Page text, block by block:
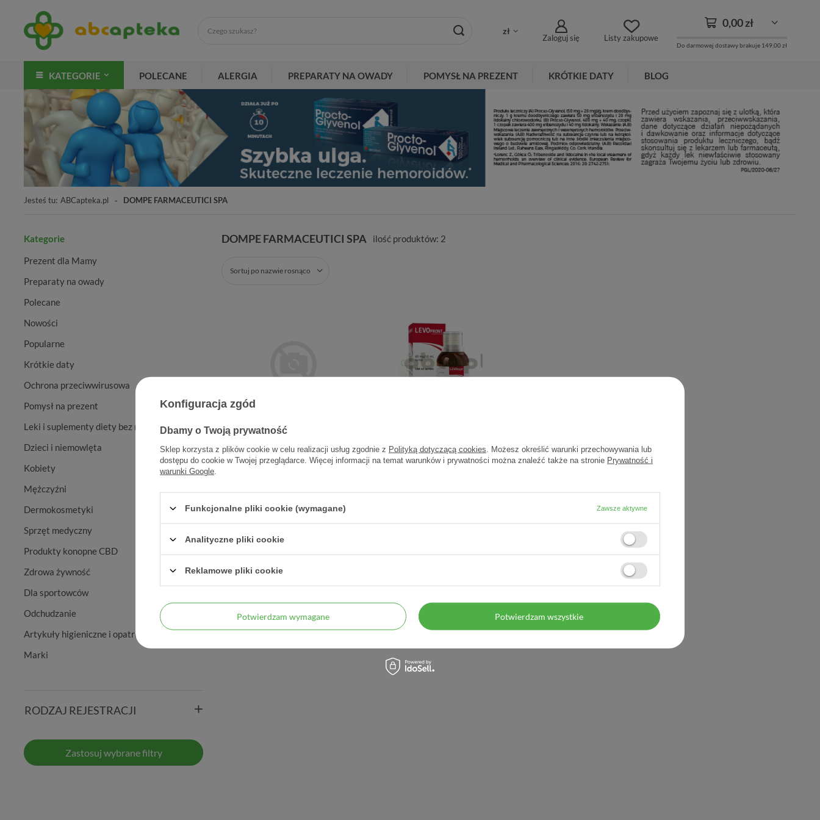
zł
Zaloguj się Listy zakupowe
0,00 zł
Do darmowej dostawy brakuje 149,00 zł
KATEGORIE POLECANE ALERGIA PREPARATY NA OWADY POMYSŁ NA PREZENT KRÓTKIE DATY BLOG
Jesteś tu: ABCapteka.pl DOMPE FARMACEUTICI SPA
Kategorie
Prezent dla Mamy
Preparaty na owady
Polecane
Nowości
Popularne
Krótkie daty
Ochrona przeciwwirusowa
Pomysł na prezent
Leki i suplementy diety bez recepty
Dzieci i niemowlęta
Kobiety
Mężczyźni
Dermokosmetyki
Sprzęt medyczny
Produkty konopne CBD
Zdrowa żywność
Dla sportowców
Odchudzanie
Artykuły higieniczne i opatrunkowe
Marki
RODZAJ REJESTRACJI
Zastosuj wybrane filtry
DOMPE FARMACEUTICI SPA ilość produktów: 2
Sortuj po nazwie rosnąco
Levopront 60 mg 20 tbl
120 ml
Konfiguracja zgód
Dbamy o Twoją prywatność
Sklep korzysta z plików cookie w celu realizacji usług zgodnie z Polityką dotyczącą cookies . Możesz określić warunki przechowywania lub
dostępu do cookie w Twojej przeglądarce. Więcej informacji na temat warunków i prywatności można znaleźć także na stronie Prywatność i
warunki Google
Funkcjonalne pliki cookie (wymagane) Zawsze aktywne
Analityczne pliki cookie
Reklamowe pliki cookie
Potwierdzam wymagane Potwierdzam wszystkie